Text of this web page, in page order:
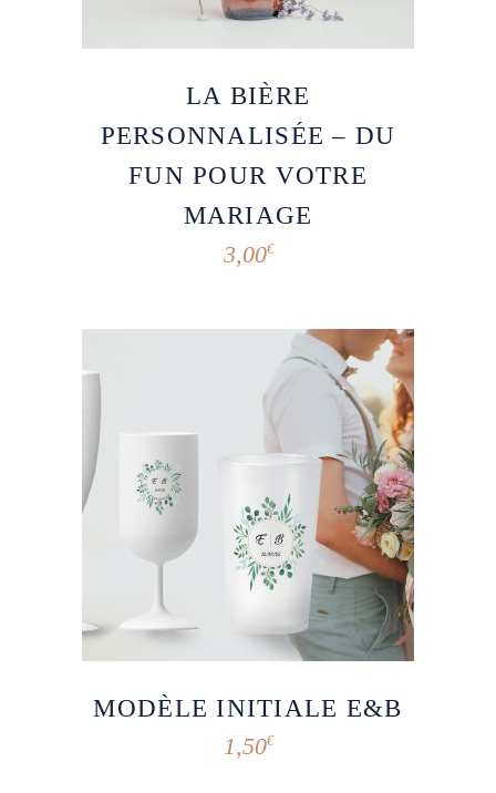
LA BIÈRE
PERSONNALISÉE – DU
FUN POUR VOTRE
MARIAGE
3,00€
MODÈLE INITIALE E&B
1,50€